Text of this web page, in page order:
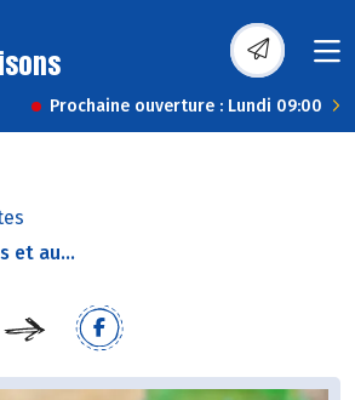
Prochaine ouverture : Lundi 09:00
et au...